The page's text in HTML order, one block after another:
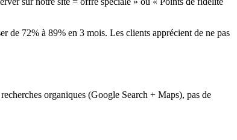
de 72% à 89% en 3 mois. Les clients apprécient de ne pas
organiques (Google Search + Maps), pas de